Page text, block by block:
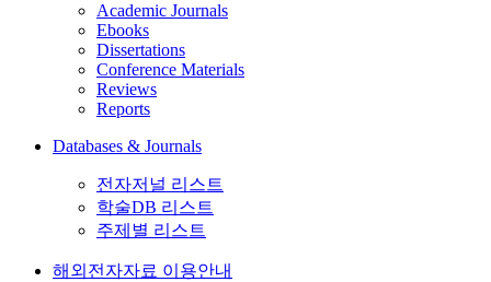
Academic Journals
Ebooks
Dissertations
Conference Materials
Reviews
Reports
Databases & Journals
전자저널 리스트
학술DB 리스트
주제별 리스트
해외전자자료 이용안내